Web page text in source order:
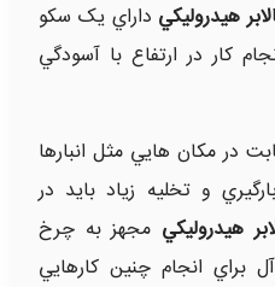
هيدروليکي داراي يک سکو
کار در ارتفاع با آسودگي
در مکان هايي مثل انبارها
و تخليه زياد بايد در
هيدروليکي مجهز به چرخ
انجام چنين کارهايي